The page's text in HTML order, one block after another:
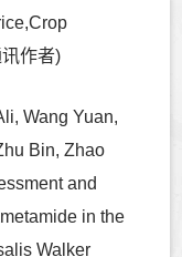
作者)
Wang Yuan,
Bin, Zhao
and
in the
Walker